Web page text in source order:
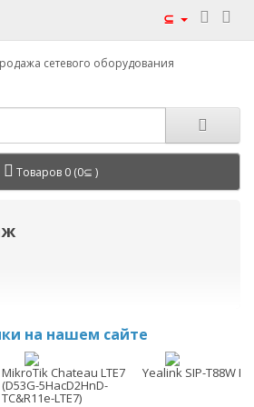
⊆
Товаров 0 (0⊆ )
на нашем сайте
MikroTik Chateau LTE7
(D53G-5HacD2HnD-
TC&R11e-LTE7)
Yealink SIP-T88W